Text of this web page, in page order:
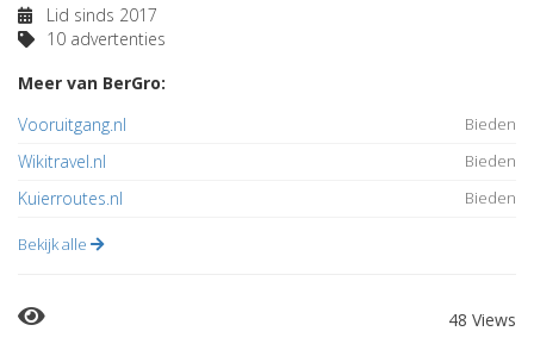
Lid sinds 2017
10 advertenties
Meer van BerGro:
Vooruitgang.nl
Bieden
Wikitravel.nl Bieden
Kuierroutes.nl Bieden
Bekijk alle
48 Views